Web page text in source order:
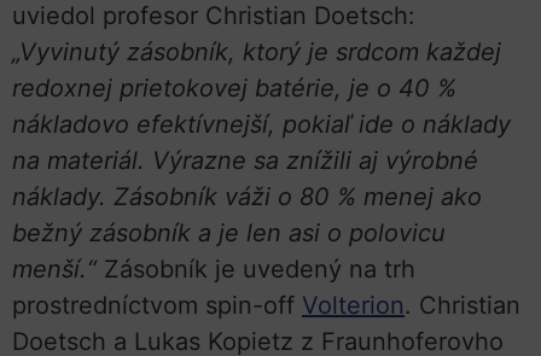
uviedol profesor Christian Doetsch:
„Vyvinutý zásobník, ktorý je srdcom každej
redoxnej prietokovej batérie, je o 40 %
nákladovo efektívnejší, pokiaľ ide o náklady
na materiál. Výrazne sa znížili aj výrobné
náklady. Zásobník váži o 80 % menej ako
bežný zásobník a je len asi o polovicu
menší.“ Zásobník je uvedený na trh
prostredníctvom spin-off Volterion. Christian
Doetsch a Lukas Kopietz z Fraunhoferovho